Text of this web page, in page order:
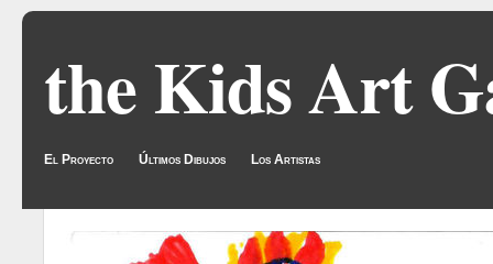
the Kids Art
El Proyecto Últimos Dibujos Los Artistas